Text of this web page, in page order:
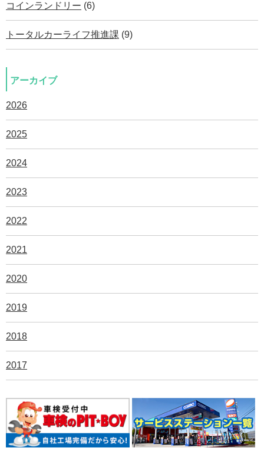
コインランドリー (6)
トータルカーライフ推進課 (9)
アーカイブ
2026
2025
2024
2023
2022
2021
2020
2019
2018
2017